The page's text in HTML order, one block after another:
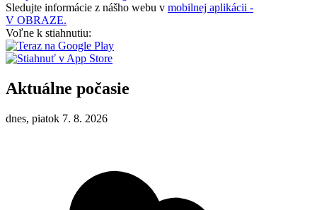
Sledujte informácie z nášho webu v mobilnej aplikácii -
V OBRAZE.
Voľne k stiahnutiu:
Aktuálne počasie
dnes, piatok 7. 8. 2026